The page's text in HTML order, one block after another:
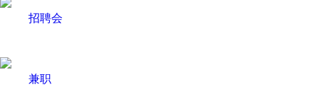
招聘会
兼职